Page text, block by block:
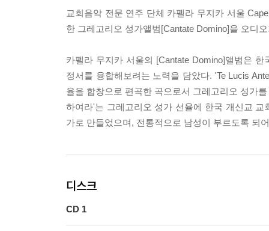
교회음악 전문 연주 단체 카펠라 무지카 서울
한 그레고리오 성가앨범[Cantate Domino]을 오디
카펠라 무지카 서울의 [Cantate Domino]앨범은
정서를 융합해보려는 노력을 담았다. 'Te Lucis
율을 합창으로 편곡한 곡으로서 그레고리오 성가
하여라'는 그레고리오 성가 선율에 한국 개신교
가로 만들었으며, 전통적으로 남성이 부르도록 되
디스크
CD 1